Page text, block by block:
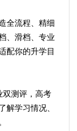
全流程、精细
、滑档、专业
配你的升学目
双测评，高考
解学习情况、